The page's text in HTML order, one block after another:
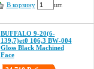
В корзину шт.
BUFFALO 9-20(6-
139,7)et0 106,3 BW-004
Gloss Black Machined
Face